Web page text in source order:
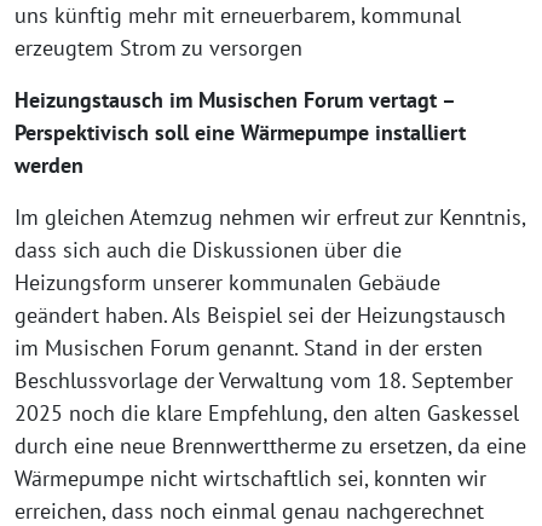
uns künftig mehr mit erneuerbarem, kommunal
erzeugtem Strom zu versorgen
Heizungstausch im Musischen Forum vertagt –
Perspektivisch soll eine Wärmepumpe installiert
werden
Im gleichen Atemzug nehmen wir erfreut zur Kenntnis,
dass sich auch die Diskussionen über die
Heizungsform unserer kommunalen Gebäude
geändert haben. Als Beispiel sei der Heizungstausch
im Musischen Forum genannt. Stand in der ersten
Beschlussvorlage der Verwaltung vom 18. September
2025 noch die klare Empfehlung, den alten Gaskessel
durch eine neue Brennwerttherme zu ersetzen, da eine
Wärmepumpe nicht wirtschaftlich sei, konnten wir
erreichen, dass noch einmal genau nachgerechnet